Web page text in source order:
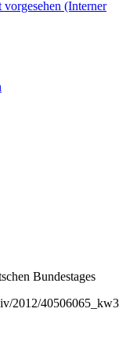
(Interner
Bundestages
2012/